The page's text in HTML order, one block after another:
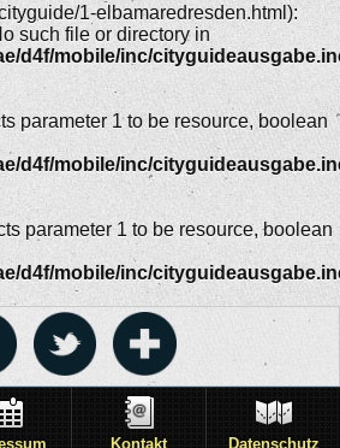
1-elbamaredresden.html):
such file or directory in
d4f/mobile/inc/
parameter 1 to be resource, boolean
d4f/mobile/inc/
parameter 1 to be resource, boolean
d4f/mobile/inc/
Kontakt Datenschutz